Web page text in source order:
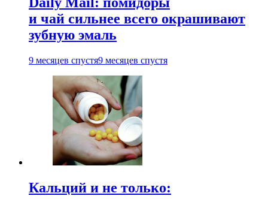
и чай сильнее всего окрашивают
зубную эмаль
9 месяцев спустя9 месяцев спустя
Кальций и не только: